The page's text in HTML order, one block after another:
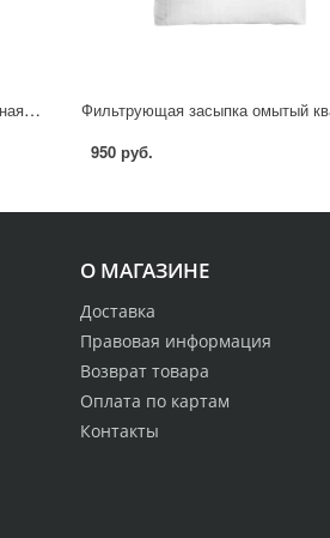
Фильтрующая засыпка ионообменная смола Гейзер Ecotar V 12.5 л
950 руб.
О МАГАЗИНЕ
Доставка
Правовая информация
Возврат товара
Оплата по картам
Контакты